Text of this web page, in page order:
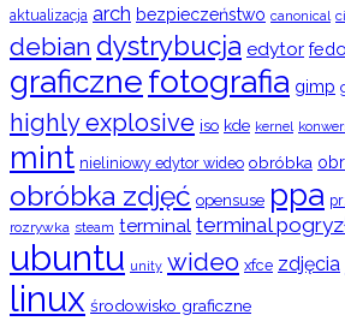
aktualizacja arch bezpieczeństwo canonical
debian dystrybucja edytor
graficznefotografia gimp
highly explosive iso kde kernel
mint nieliniowy edytor wideo obróbka
obróbka zdjęć opensuse ppa
rozrywka steam terminal terminal
ubuntu unity wideo xfce zdjęcia
linux środowisko graficzne